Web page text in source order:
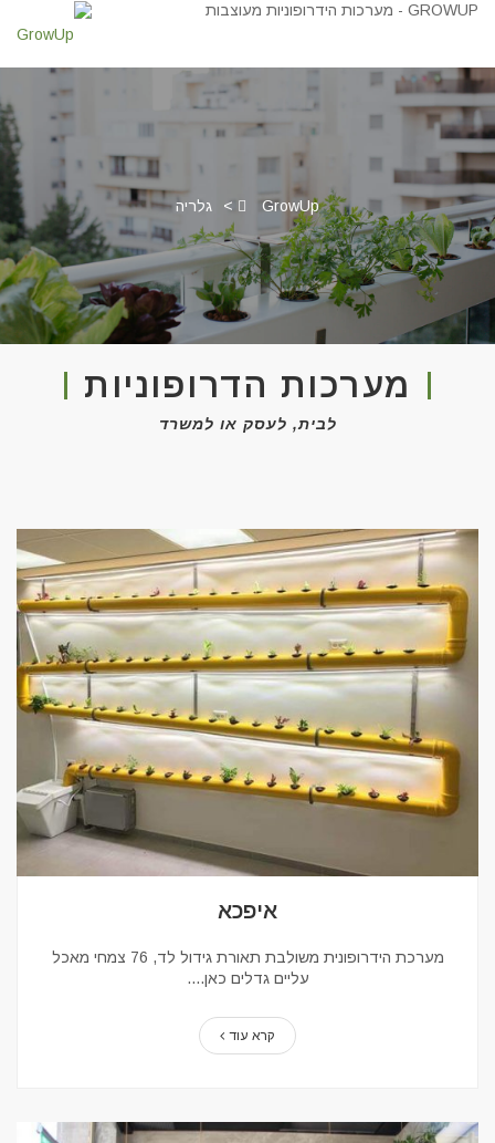
GrowUp
> גלריה
מערכות הדרופוניות
לבית, לעסק או למשרד
איפכא
מערכת הידרופונית משולבת תאורת גידול לד, 76 צמחי מאכל
עליים גדלים כאן.
קרא עוד